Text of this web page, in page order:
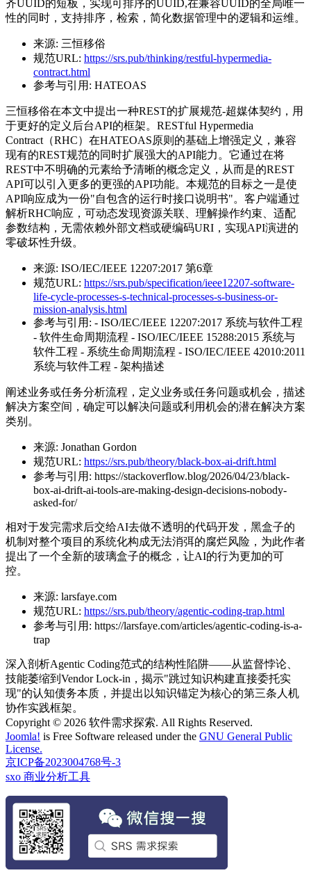
齐UUID的短板，实现可排序的UUID,在兼容UUID的全局唯一
性的同时，支持排序，检索，简化数据管理中的逻辑和运维。
来源: 三恒移俗
规范URL: https://srs.pub/thinking/restful-hypermedia-
contract.html
参考与引用: HATEOAS
三恒移俗在本文中提出一种REST的扩展规范-超媒体契约，用
于更好的定义后台API的框架。RESTful Hypermedia
Contract（RHC）在HATEOAS原则的基础上增强定义，兼容
现有的REST规范的同时扩展强大的API能力。它通过在将
REST中不明确的元素给予清晰的概念定义，从而是的REST
API可以引入更多的更强的API功能。本规范的目标之一是使
API响应成为一份"自包含的运行时接口说明书"。客户端通过
解析RHC响应，可动态发现资源关联、理解操作约束、适配
参数结构，无需依赖外部文档或硬编码URI，实现API演进的
零破坏性升级。
来源: ISO/IEC/IEEE 12207:2017 第6章
规范URL: https://srs.pub/specification/ieee12207-software-
life-cycle-processes-s-technical-processes-s-business-or-
mission-analysis.html
参考与引用: - ISO/IEC/IEEE 12207:2017 系统与软件工程
- 软件生命周期流程 - ISO/IEC/IEEE 15288:2015 系统与
软件工程 - 系统生命周期流程 - ISO/IEC/IEEE 42010:2011
系统与软件工程 - 架构描述
阐述业务或任务分析流程，定义业务或任务问题或机会，描述
解决方案空间，确定可以解决问题或利用机会的潜在解决方案
类别。
来源: Jonathan Gordon
规范URL: https://srs.pub/theory/black-box-ai-drift.html
参考与引用: https://stackoverflow.blog/2026/04/23/black-
box-ai-drift-ai-tools-are-making-design-decisions-nobody-
asked-for/
相对于发完需求后交给AI去做不透明的代码开发，黑盒子的
机制对整个项目的系统化构成无法消弭的腐烂风险，为此作者
提出了一个全新的玻璃盒子的概念，让AI的行为更加的可
控。
来源: larsfaye.com
规范URL: https://srs.pub/theory/agentic-coding-trap.html
参考与引用: https://larsfaye.com/articles/agentic-coding-is-a-
trap
深入剖析Agentic Coding范式的结构性陷阱——从监督悖论、
技能萎缩到Vendor Lock-in，揭示"跳过知识构建直接委托实
现"的认知债务本质，并提出以知识锚定为核心的第三条人机
协作实践框架。
Copyright © 2026 软件需求探索. All Rights Reserved.
Joomla! is Free Software released under the GNU General Public
License.
京ICP备2023004768号-3
sxo 商业分析工具